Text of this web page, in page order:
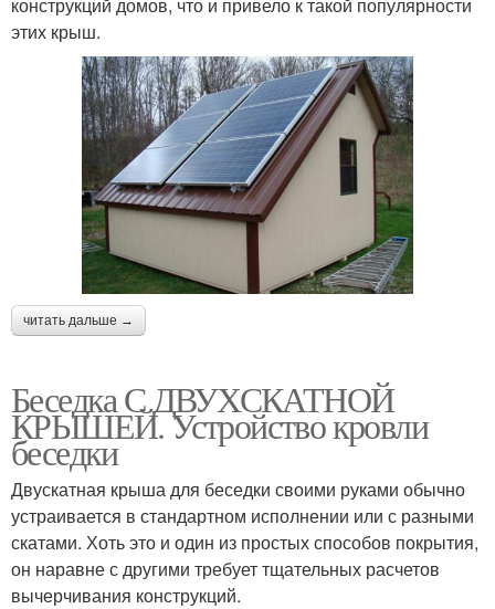
конструкций домов, что и привело к такой популярности
этих крыш.
читать дальше →
Беседка С ДВУХСКАТНОЙ
КРЫШЕЙ. Устройство кровли
беседки
Двускатная крыша для беседки своими руками обычно
устраивается в стандартном исполнении или с разными
скатами. Хоть это и один из простых способов покрытия,
он наравне с другими требует тщательных расчетов
вычерчивания конструкций.